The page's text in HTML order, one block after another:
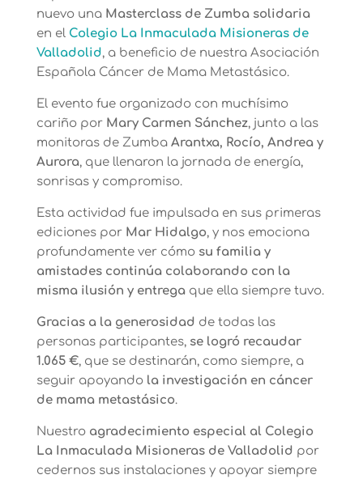
nuevo una Masterclass de Zumba solidaria
en el Colegio La Inmaculada Misioneras de
Valladolid, a beneficio de nuestra Asociación
Española Cáncer de Mama Metastásico.
El evento fue organizado con muchísimo
cariño por Mary Carmen Sánchez, junto a las
monitoras de Zumba Arantxa, Rocío, Andrea y
Aurora, que llenaron la jornada de energía,
sonrisas y compromiso.
Esta actividad fue impulsada en sus primeras
ediciones por Mar Hidalgo, y nos emociona
profundamente ver cómo su familia y
amistades continúa colaborando con la
misma ilusión y entregaque ella siempre tuvo.
Gracias a la generosidad de todas las
personas participantes, se logró recaudar
1.065 €, que se destinarán, como siempre, a
seguir apoyandola investigación en cáncer
de mama metastásico.
Nuestro agradecimiento especial al Colegio
La Inmaculada Misioneras de Valladolid por
cedernos sus instalaciones y apoyar siempre